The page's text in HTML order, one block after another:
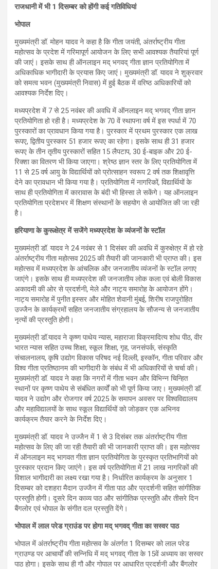
राजधानी में भी 1 दिसम्बर को होंगी कई गतिविधियां
भोपाल
मुख्यमंत्री डॉ. मोहन यादव ने कहा है कि गीता जयंती, अंतर्राष्ट्रीय गीता
महोत्सव के प्रदेश में गरिमापूर्ण आयोजन के लिए सभी आवश्यक तैयारियां पूर्ण
की जाएं। इसके साथ ही ऑनलाइन मद् भगवद् गीता ज्ञान प्रतियोगिता में
अधिकाधिक भागीदारी के प्रयास किए जाएं। मुख्यमंत्री डॉ. यादव ने शुक्रवार
को समत्व भवन (मुख्यमंत्री निवास) में हुई बैठक में वरिष्ठ अधिकारियों को
आवश्यक निर्देश दिए।
मध्यप्रदेश में 7 से 25 नवंबर की अवधि में ऑनलाइन मद् भगवद् गीता ज्ञान
प्रतियोगिता हो रही है। मध्यप्रदेश के 70 वें स्थापना वर्ष में इस स्पर्धा में 70
पुरस्कारों का प्रावधान किया गया है। पुरस्कार में प्रथम पुरस्कार एक लाख
रूपए, द्वितीय पुरस्कार 51 हजार रूपए का रहेगा। इसके साथ ही 31 हजार
रूपए के तीन तृतीय पुरस्कारों सहित 15 लैपटाप, 30 ई-बाइक और 20 ई-
रिक्शा का वितरण भी किया जाएगा। श्रेष्ठ ज्ञान स्तर के लिए प्रतियोगिता में
11 से 25 वर्ष आयु के विद्यार्थियों को प्रोत्साहन स्वरूप 2 वर्ष तक शिक्षावृत्ति
देने का प्रावधान भी किया गया है। प्रतियोगिता में नागरिकों, विद्यार्थियों के
साथ ही प्रतियोगिता में कारावास के बंदी भी हिस्सा ले सकेंगे। यह ऑनलाइन
प्रतियोगिता प्रदेशभर में शिक्षण संस्थानों के सहयोग से आयोजित की जा रही
है।
हरियाणा के कुरूक्षेत्र में सजेंगे मध्यप्रदेश के व्यंजनों के स्टॉल
मुख्यमंत्री डॉ. यादव ने 24 नवंबर से 1 दिसंबर की अवधि में कुरुक्षेत्र में हो रहे
अंतर्राष्ट्रीय गीता महोत्सव 2025 की तैयारी की जानकारी भी प्राप्त की। इस
महोत्सव में मध्यप्रदेश के आंचलिक और जनजातीय व्यंजनों के स्टॉल लगाए
जाएंगे। इसके साथ ही मध्यप्रदेश की जनजातीय लोक कला एवं बोली विकास
अकादमी की ओर से प्रदर्शनी, मेले और नाट्य समारोह के आयोजन होंगे।
नाट्य समारोह में पुनीत इस्सर और मोहित शेवानी मुंबई, शिरीष राजपुरोहित
उज्जैन के कार्यक्रमों सहित जनजातीय संग्रहालय के सौजन्य से जनजातीय
नृत्यों की प्रस्तुति होगी।
मुख्यमंत्री डॉ.यादव ने कृष्ण पाथेय न्यास, महाराजा विक्रमादित्य शोध पीठ, वीर
भारत न्यास सहित उच्च शिक्षा, स्कूल शिक्षा, गृह, जनसंपर्क, संस्कृति
संचालनालय, कृषि उद्योग विकास परिषद नई दिल्ली, इस्कॉन, गीता परिवार और
विश्व गीता प्रतिष्ठानम की भागीदारी के संबंध में भी अधिकारियों से चर्चा की।
मुख्यमंत्री डॉ. यादव ने कहा कि नगरों में गीता भवन और विभिन्न चिन्हित
स्थानों पर कृष्ण पाथेय से संबंधित कार्यों को भी पूर्ण किया जाए। मुख्यमंत्री डॉ.
यादव ने उद्योग और रोजगार वर्ष 2025 के समापन अवसर पर विश्वविद्यालय
और महाविद्यालयों के साथ स्कूल विद्यार्थियों को जोड़कर एक अभिनव
कार्यक्रम तैयार करने के निर्देश दिए।
मुख्यमंत्री डॉ. यादव ने उज्जैन में 1 से 3 दिसंबर तक अंतर्राष्ट्रीय गीता
महोत्सव के लिए की जा रही तैयारी की भी जानकारी प्राप्त की। इस महोत्सव
में ऑनलाइन मद् भागवत गीता ज्ञान प्रतियोगिता के पुरस्कृत प्रतिभागियों को
पुरस्कार प्रदान किए जाएंगे। इस वर्ष प्रतियोगिता में 21 लाख नागरिकों की
विशाल भागीदारी का लक्ष्य रखा गया है। निर्धारित कार्यक्रम के अनुसार 1
दिसम्बर को दशहरा मैदान उज्जैन में गीता पाठ और प्रदर्शनी सहित सांगीतिक
प्रस्तुति होगी। दूसरे दिन काव्य पाठ और सांगीतिक प्रस्तुति और तीसरे दिन
बैंगलोर एवं भोपाल के संगीत दल प्रस्तुति देंगे।
भोपाल में लाल परेड ग्राउंड पर होगा मद् भगवद् गीता का सस्वर पाठ
भोपाल में अंतर्राष्ट्रीय गीता महोत्सव के अंतर्गत 1 दिसम्बर को लाल परेड
ग्राउण्ड पर आचार्यों की सन्निधि में मद् भगवद् गीता के 15वें अध्याय का सस्वर
पाठ होगा। इसके साथ ही गौ और गोपाल पर आधारित प्रदर्शनी और बैंगलोर